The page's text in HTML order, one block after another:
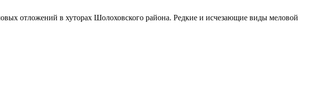
отложений в хуторах Шолоховского района. Редкие и исчезающие виды меловой